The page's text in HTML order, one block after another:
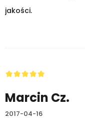
jakości.
Marcin Cz.
2017-04-16